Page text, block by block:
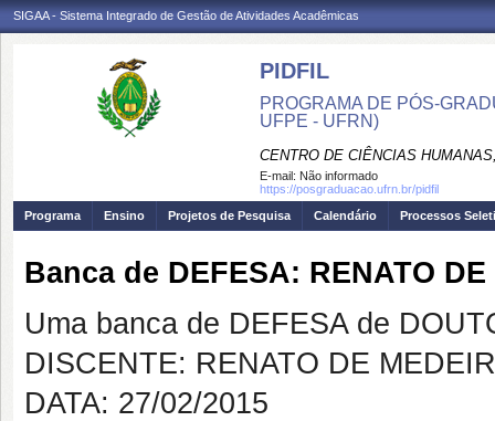
SIGAA - Sistema Integrado de Gestão de Atividades Acadêmicas
PIDFIL
PROGRAMA DE PÓS-
UFPE - UFRN)
CENTRO DE CIÊNCIAS
E-mail: Não informado
https://posgraduacao.ufrn.br/pidfil
Programa
Ensino Projetos de Pesquisa Calendário Processos
Banca de DEFESA: RENATO
Uma banca de DEFESA de
DISCENTE: RENATO DE
DATA: 27/02/2015